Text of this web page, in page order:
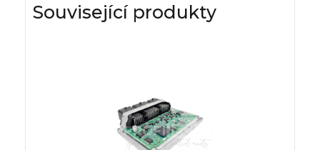
Související produkty